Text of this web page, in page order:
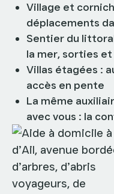
Village et
déplacements
Sentier du
la mer, sorties
Villas étagées :
accès en pente
La même
avec vous : la